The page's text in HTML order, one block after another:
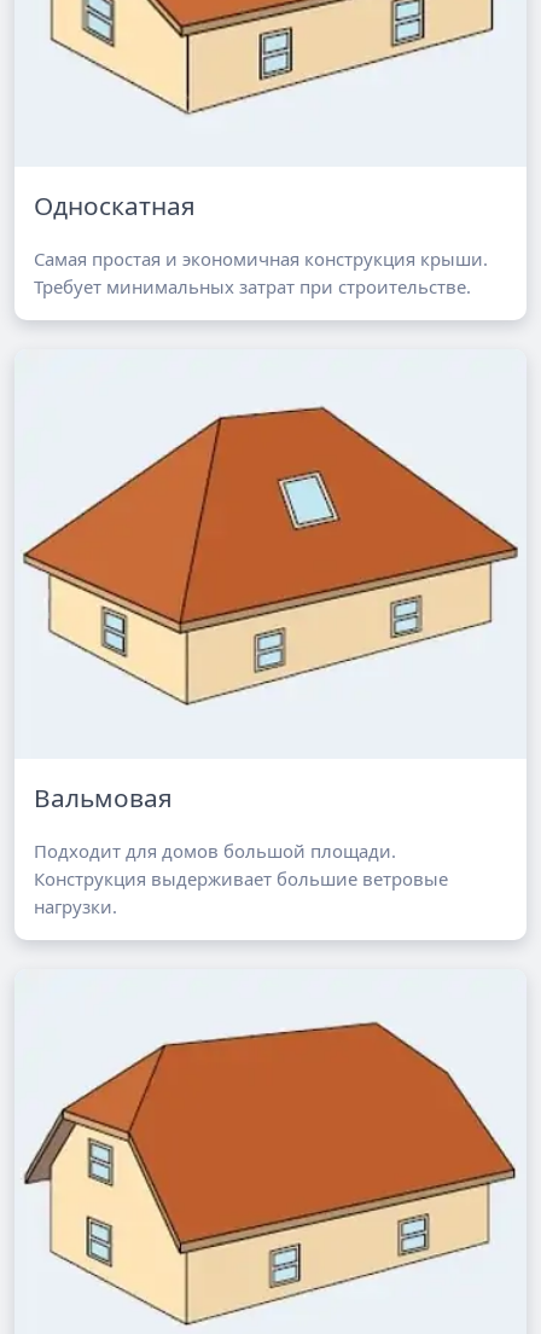
Односкатная
Самая простая и экономичная конструкция крыши.
Требует минимальных затрат при строительстве.
Вальмовая
Подходит для домов большой площади.
Конструкция выдерживает большие ветровые
нагрузки.